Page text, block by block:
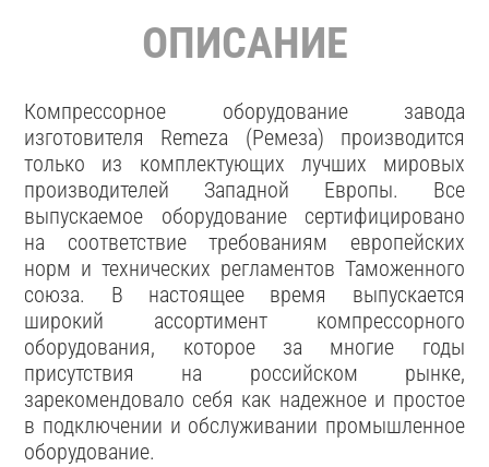
ОПИСАНИЕ
Компрессорное оборудование завода
изготовителя Remeza (Ремеза) производится
только из комплектующих лучших мировых
производителей Западной Европы. Все
выпускаемое оборудование сертифицировано
на соответствие требованиям европейских
норм и технических регламентов Таможенного
союза. В настоящее время выпускается
широкий ассортимент компрессорного
оборудования, которое за многие годы
присутствия на российском рынке,
зарекомендовало себя как надежное и простое
в подключении и обслуживании промышленное
оборудование.